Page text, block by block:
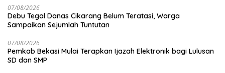
07/08/2026
Debu Tegal Danas Cikarang Belum Teratasi, Warga
Sampaikan Sejumlah Tuntutan
07/08/2026
Pemkab Bekasi Mulai Terapkan Ijazah Elektronik bagi Lulusan
SD dan SMP